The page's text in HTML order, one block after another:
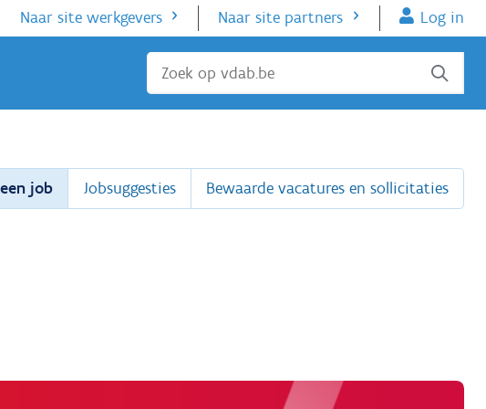
Naar site werkgevers Naar site partners Log in
Sluiten
job Jobsuggesties Bewaarde vacatures en sollicitaties